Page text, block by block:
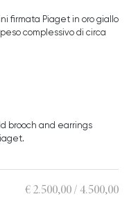
firmata Piaget in oro giallo
complessivo di circa
brooch and earrings
€ 2.500,00 / 4.500,00